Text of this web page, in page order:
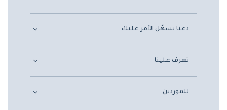
دعنا نسهّل الأمر عليك
تعرف علينا
للموردين